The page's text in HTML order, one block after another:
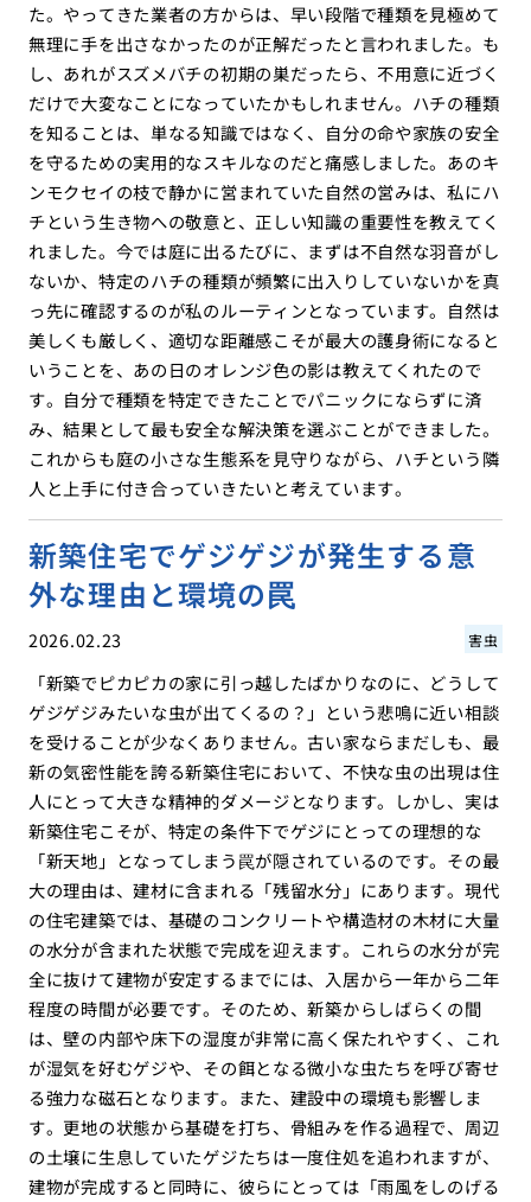
た。やってきた業者の方からは、早い段階で種類を見極めて
無理に手を出さなかったのが正解だったと言われました。も
し、あれがスズメバチの初期の巣だったら、不用意に近づく
だけで大変なことになっていたかもしれません。ハチの種類
を知ることは、単なる知識ではなく、自分の命や家族の安全
を守るための実用的なスキルなのだと痛感しました。あのキ
ンモクセイの枝で静かに営まれていた自然の営みは、私にハ
チという生き物への敬意と、正しい知識の重要性を教えてく
れました。今では庭に出るたびに、まずは不自然な羽音がし
ないか、特定のハチの種類が頻繁に出入りしていないかを真
っ先に確認するのが私のルーティンとなっています。自然は
美しくも厳しく、適切な距離感こそが最大の護身術になると
いうことを、あの日のオレンジ色の影は教えてくれたので
す。自分で種類を特定できたことでパニックにならずに済
み、結果として最も安全な解決策を選ぶことができました。
これからも庭の小さな生態系を見守りながら、ハチという隣
人と上手に付き合っていきたいと考えています。
新築住宅でゲジゲジが発生する意
外な理由と環境の罠
2026.02.23 害虫
「新築でピカピカの家に引っ越したばかりなのに、どうして
ゲジゲジみたいな虫が出てくるの？」という悲鳴に近い相談
を受けることが少なくありません。古い家ならまだしも、最
新の気密性能を誇る新築住宅において、不快な虫の出現は住
人にとって大きな精神的ダメージとなります。しかし、実は
新築住宅こそが、特定の条件下でゲジにとっての理想的な
「新天地」となってしまう罠が隠されているのです。その最
大の理由は、建材に含まれる「残留水分」にあります。現代
の住宅建築では、基礎のコンクリートや構造材の木材に大量
の水分が含まれた状態で完成を迎えます。これらの水分が完
全に抜けて建物が安定するまでには、入居から一年から二年
程度の時間が必要です。そのため、新築からしばらくの間
は、壁の内部や床下の湿度が非常に高く保たれやすく、これ
が湿気を好むゲジや、その餌となる微小な虫たちを呼び寄せ
る強力な磁石となります。また、建設中の環境も影響しま
す。更地の状態から基礎を打ち、骨組みを作る過程で、周辺
の土壌に生息していたゲジたちは一度住処を追われますが、
建物が完成すると同時に、彼らにとっては「雨風をしのげる